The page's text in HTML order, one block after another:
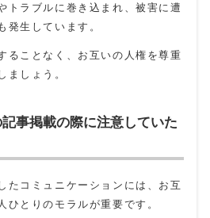
トラブルに巻き込まれ、被害に遭
発生しています。
ることなく、お互いの人権を尊重
ましょう。
事掲載の際に注意していた
たコミュニケーションには、お互
ひとりのモラルが重要です。